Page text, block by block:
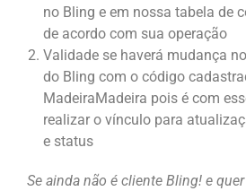
no Bling e em nossa tabela de
de acordo com sua operação
Validade se haverá mudança
do Bling com o código
MadeiraMadeira pois é com
realizar o vínculo para
e status
Se ainda não é cliente Bling! e